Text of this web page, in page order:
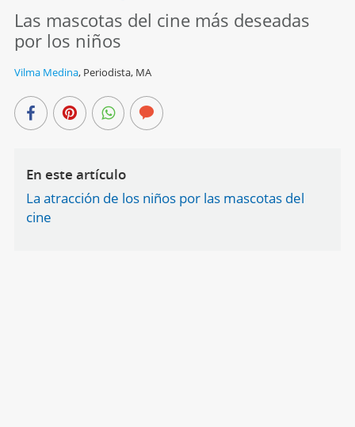
Las mascotas del cine más deseadas
por los niños
Vilma Medina, Periodista, MA
En este artículo
La atracción de los niños por las mascotas del
cine